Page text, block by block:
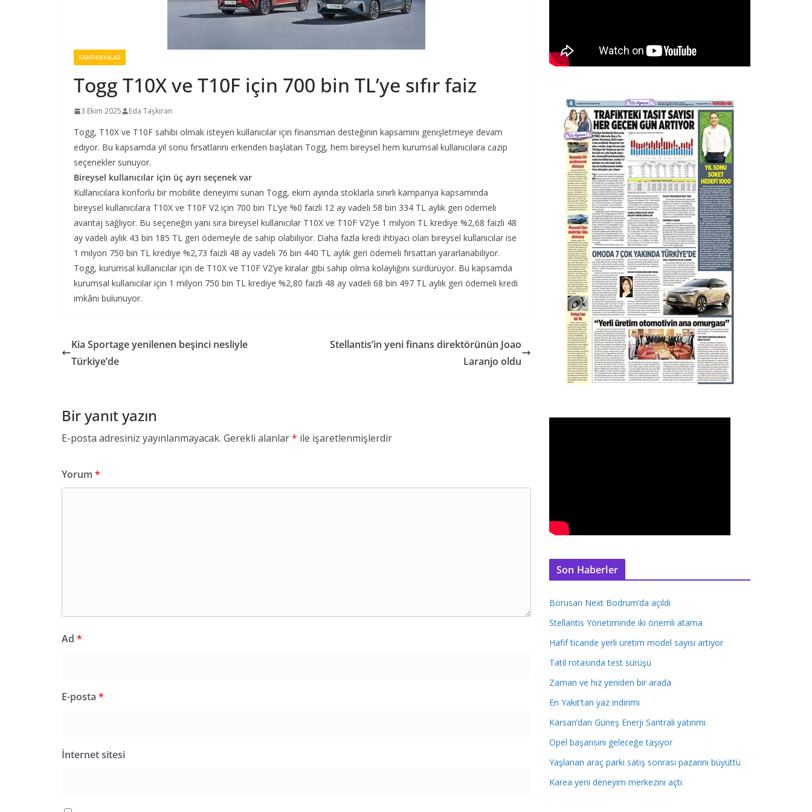
KAMPANYALAR
Togg T10X ve T10F için 700 bin TL’ye sıfır faiz
3 Ekim 2025 Eda Taşkıran
Togg, T10X ve T10F sahibi olmak isteyen kullanıcılar için finansman desteğinin kapsamını genişletmeye devam
ediyor. Bu kapsamda yıl sonu fırsatlarını erkenden başlatan Togg, hem bireysel hem kurumsal kullanıcılara cazip
seçenekler sunuyor.
Bireysel kullanıcılar için üç ayrı seçenek var
Kullanıcılara konforlu bir mobilite deneyimi sunan Togg, ekim ayında stoklarla sınırlı kampanya kapsamında
bireysel kullanıcılara T10X ve T10F V2 için 700 bin TL’ye %0 faizli 12 ay vadeli 58 bin 334 TL aylık geri ödemeli
avantaj sağlıyor. Bu seçeneğin yanı sıra bireysel kullanıcılar T10X ve T10F V2’ye 1 milyon TL krediye %2,68 faizli 48
ay vadeli aylık 43 bin 185 TL geri ödemeyle de sahip olabiliyor. Daha fazla kredi ihtiyacı olan bireysel kullanıcılar ise
1 milyon 750 bin TL krediye %2,73 faizli 48 ay vadeli 76 bin 440 TL aylık geri ödemeli fırsattan yararlanabiliyor.
Togg, kurumsal kullanıcılar için de T10X ve T10F V2’ye kiralar gibi sahip olma kolaylığını sürdürüyor. Bu kapsamda
kurumsal kullanıcılar için 1 milyon 750 bin TL krediye %2,80 faizli 48 ay vadeli 68 bin 497 TL aylık geri ödemeli kredi
imkânı bulunuyor.
Kia Sportage yenilenen beşinci nesliyle
Türkiye’de
Stellantis’in yeni finans direktörünün Joao
Laranjo oldu
Bir yanıt yazın
E-posta adresiniz yayınlanmayacak. Gerekli alanlar* ile işaretlenmişlerdir
Yorum *
Ad *
E-posta *
İnternet sitesi
Son Haberler
Borusan Next Bodrum’da açıldı
Stellantis Yönetiminde iki önemli atama
Hafif ticaride yerli üretim model sayısı artıyor
Tatil rotasında test sürüşü
Zaman ve hız yeniden bir arada
En Yakıt’tan yaz indirimi
Karsan’dan Güneş Enerji Santrali yatırımı
Opel başarısını geleceğe taşıyor
Yaşlanan araç parkı satış sonrası pazarını büyüttü
Karea yeni deneyim merkezini açtı